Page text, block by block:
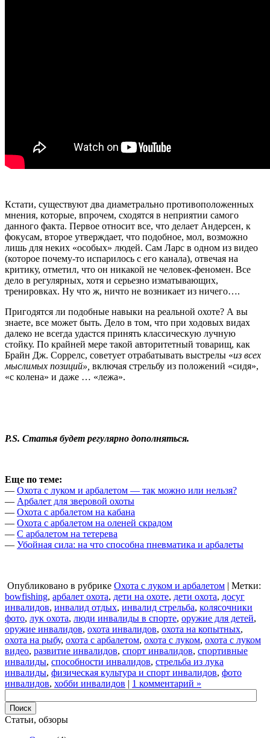
Кстати, существуют два диаметрально противоположенных
мнения, которые, впрочем, сходятся в неприятии самого
данного факта. Первое относит все, что делает Андерсен, к
фокусам, второе утверждает, что подобное, мол, возможно
лишь для неких «особых» людей. Сам Ларс в одном из видео
(которое почему-то испарилось с его канала), отвечая на
критику, отметил, что он никакой не человек-феномен. Все
дело в регулярных, хотя и серьезно изматывающих,
тренировках. Ну что ж, ничто не возникает из ничего….
Пригодятся ли подобные навыки на реальной охоте? А вы
знаете, все может быть. Дело в том, что при ходовых видах
далеко не всегда удастся принять классическую лучную
стойку. По крайней мере такой авторитетный товарищ, как
Брайн Дж. Соррелс, советует отрабатывать выстрелы «из всех
мыслимых позиций», включая стрельбу из положений «сидя»,
«с колена» и даже … «лежа».
P.S. Статья будет регулярно дополняться.
Еще по теме:
— Охота с луком и арбалетом — так можно или нельзя?
— Арбалет для зверовой охоты
— Охота с арбалетом на кабана
— Охота с арбалетом на оленей скрадом
— С арбалетом на тетерева
— Убойная сила: на что способна пневматика и арбалеты
Опубликовано в рубрике Охота с луком и арбалетом | Метки:
bowfishing, арбалет охота, дети на охоте, дети охота, досуг
инвалидов, инвалид отдых, инвалид стрельба, колясочники
фото, лук охота, люди инвалиды в спорте, оружие для детей,
оружие инвалидов, охота инвалидов, охота на копытных,
охота на рыбу, охота с арбалетом, охота с луком, охота с луком
видео, развитие инвалидов, спорт инвалидов, спортивные
инвалиды, способности инвалидов, стрельба из лука
инвалиды, физическая культура и спорт инвалидов, фото
инвалидов, хобби инвалидов | 1 комментарий »
Статьи, обзоры